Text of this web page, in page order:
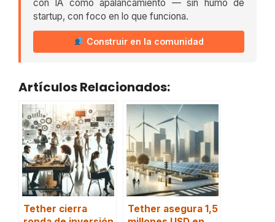
con IA como apalancamiento — sin humo de
startup, con foco en lo que funciona.
Construir en la comunidad
Artículos Relacionados:
Tether cierra
Tether asegura 1,5